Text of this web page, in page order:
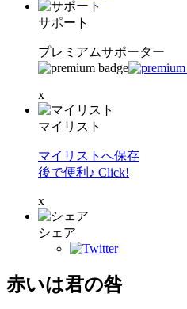
サポート
プレミアムサポーター
x
マイリスト
マイリストへ保存
後で便利♪ Click!
x
シェア
赤いは君の咎